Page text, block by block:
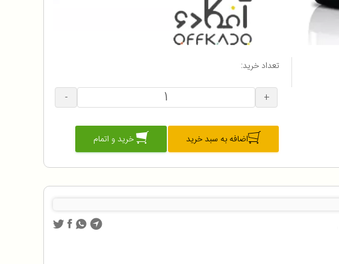
تعداد خرید:
+
-
اضافه به سبد خرید خرید و اتمام